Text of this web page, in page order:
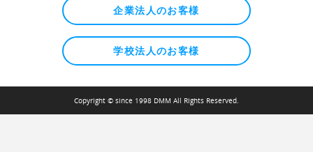
企業法人のお客様
学校法人のお客様
Copyright © since 1998 DMM All Rights Reserved.